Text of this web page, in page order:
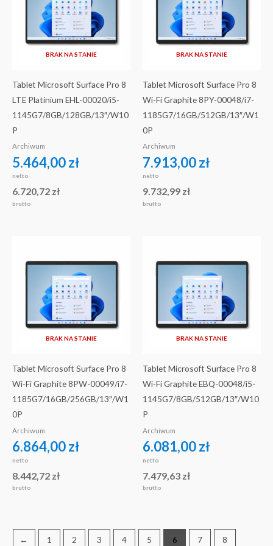
BRAK NA STANIE
Tablet Microsoft Surface Pro 8
LTE Platinium EHL-00020/i5-
1145G7/8GB/128GB/13″/W10
P
Archiwum
5.464,00zł
netto
6.720,72 zł
brutto
BRAK NA STANIE
Tablet Microsoft Surface Pro 8
Wi-Fi Graphite 8PY-00048/i7-
1185G7/16GB/512GB/13″/W1
0P
Archiwum
7.913,00zł
netto
9.732,99 zł
brutto
BRAK NA STANIE
Tablet Microsoft Surface Pro 8
Wi-Fi Graphite 8PW-00049/i7-
1185G7/16GB/256GB/13″/W1
0P
Archiwum
6.864,00zł
netto
8.442,72 zł
brutto
BRAK NA STANIE
Tablet Microsoft Surface Pro 8
Wi-Fi Graphite EBQ-00048/i5-
1145G7/8GB/512GB/13″/W10
P
Archiwum
6.081,00zł
netto
7.479,63 zł
brutto
← 1 2 3 4 5 6 7 8